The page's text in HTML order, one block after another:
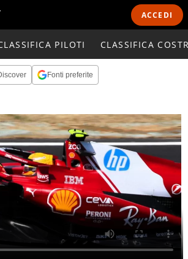
ACCEDI
PILOTI CLASSIFICA
Fonti preferite